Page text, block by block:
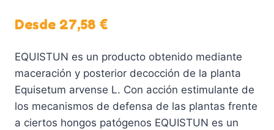
Desde 27,58 €
EQUISTUN es un producto obtenido mediante
maceración y posterior decocción de la planta
Equisetum arvense L. Con acción estimulante de
los mecanismos de defensa de las plantas frente
a ciertos hongos patógenos EQUISTUN es un